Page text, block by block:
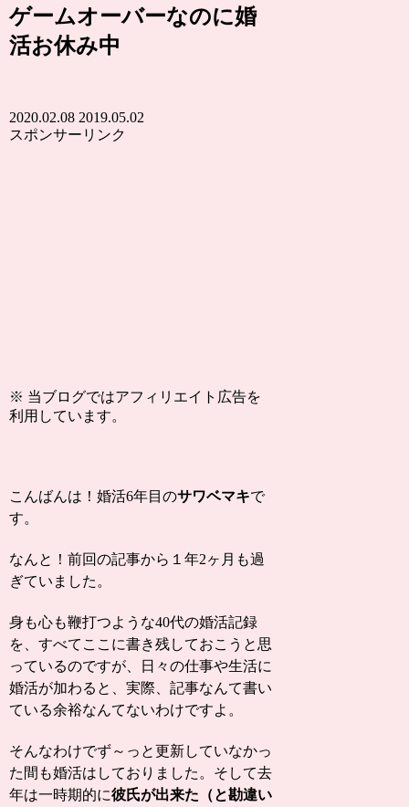
ゲームオーバーなのに婚
活お休み中
2020.02.08 2019.05.02
スポンサーリンク
※ 当ブログではアフィリエイト広告を
利用しています。
こんばんは！婚活6年目のサワベマキで
す。
なんと！前回の記事から１年2ヶ月も過
ぎていました。
身も心も鞭打つような40代の婚活記録
を、すべてここに書き残しておこうと思
っているのですが、日々の仕事や生活に
婚活が加わると、実際、記事なんて書い
ている余裕なんてないわけですよ。
そんなわけでず～っと更新していなかっ
た間も婚活はしておりました。そして去
年は一時期的に彼氏が出来た（と勘違い